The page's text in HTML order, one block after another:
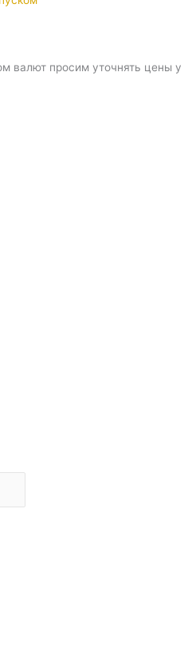
валют просим уточнять цены у